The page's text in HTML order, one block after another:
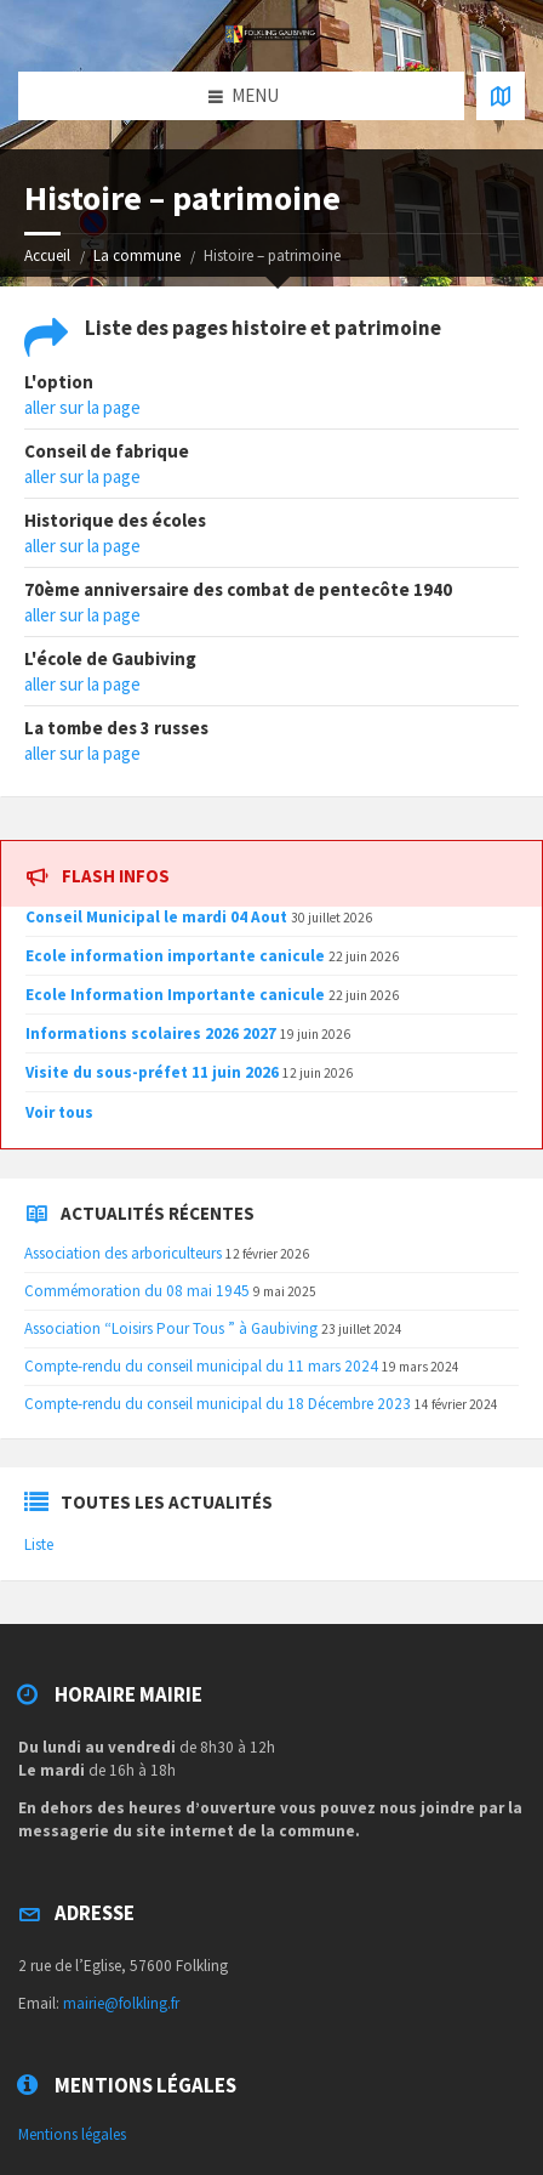
MENU
Histoire – patrimoine
Accueil La commune Histoire – patrimoine
Liste des pages histoire et patrimoine
L'option
aller sur la page
Conseil de fabrique
aller sur la page
Historique des écoles
aller sur la page
70ème anniversaire des combat de pentecôte 1940
aller sur la page
L'école de Gaubiving
aller sur la page
La tombe des 3 russes
aller sur la page
FLASH INFOS
Conseil Municipal le mardi 04 Aout 30 juillet 2026
Ecole information importante canicule 22 juin 2026
Ecole Information Importante canicule 22 juin 2026
Informations scolaires 2026 2027 19 juin 2026
Visite du sous-préfet 11 juin 2026 12 juin 2026
Voir tous
ACTUALITÉS RÉCENTES
Association des arboriculteurs 12 février 2026
Commémoration du 08 mai 1945 9 mai 2025
Association “Loisirs Pour Tous ” à Gaubiving 23 juillet 2024
Compte-rendu du conseil municipal du 11 mars 2024 19 mars 2024
Compte-rendu du conseil municipal du 18 Décembre 2023 14 février 2024
TOUTES LES ACTUALITÉS
Liste
HORAIRE MAIRIE
Du lundi au vendredi de 8h30 à 12h
Le mardi de 16h à 18h
En dehors des heures d’ouverture vous pouvez nous joindre par la
messagerie du site internet de la commune.
ADRESSE
2 rue de l’Eglise, 57600 Folkling
Email: mairie@folkling.fr
MENTIONS LÉGALES
Mentions légales